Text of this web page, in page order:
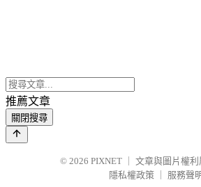
推薦文章
關閉搜尋
© 2026 PIXNET
文章與圖片權
隱私權政策
服務聲